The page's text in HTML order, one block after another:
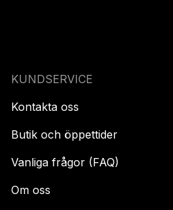
KUNDSERVICE
Kontakta oss
Butik och öppettider
Vanliga frågor (FAQ)
Om oss